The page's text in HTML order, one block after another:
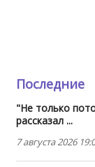
Последние
"Не только
рассказал ...
7 августа 2026